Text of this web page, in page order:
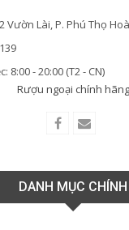
Vườn Lài, P. Phú Thọ
8:00 - 20:00 (T2 - CN)
Rượu ngoại chính hãng
DANH MỤC CHÍNH